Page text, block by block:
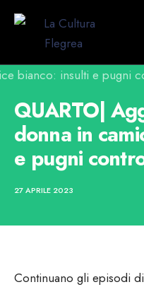
QUARTO|
donna in
e pugni
27 APRILE 2023
Continuano gli episodi